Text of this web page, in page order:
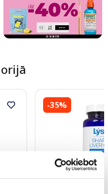
-35%